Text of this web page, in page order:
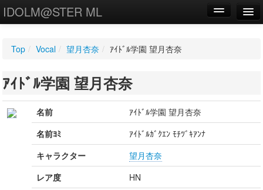
IDOLM@STER ML
WIKI
設定
Top / Vocal / 望月杏奈 / ｱｲﾄﾞﾙ学園 望月杏奈
ｱｲﾄﾞﾙ学園 望月杏奈
名前
ｱｲﾄﾞﾙ学園 望月杏奈
名前ﾖﾐ
ｱｲﾄﾞﾙｶﾞｸｴﾝ ﾓﾁﾂﾞｷｱﾝﾅ
キャラクター
望月杏奈
レア度
HN